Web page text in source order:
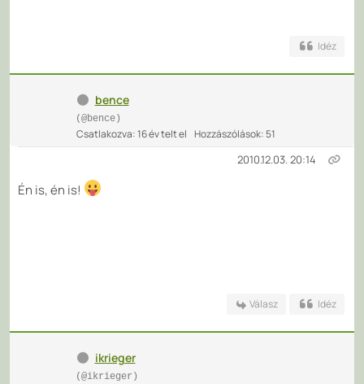
Idéz
bence
(@bence)
Csatlakozva: 16 év telt el Hozzászólások: 51
2010.12.03. 20:14
Én is, én is!
Válasz Idéz
ikrieger
(@ikrieger)